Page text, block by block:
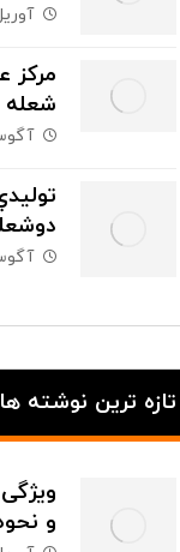
آوریل 22,
مرکز
شعله
آگوست
آگوست
تازه ترین نوشته ها
و